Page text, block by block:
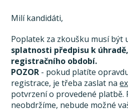
Milí kandidáti,
Poplatek za zkoušku musí být
splatnosti předpisu k
registračního období.
POZOR - pokud platíte
registrace, je třeba zaslat na
potvrzení o provedené platbě.
neobdržíme, nebude možné